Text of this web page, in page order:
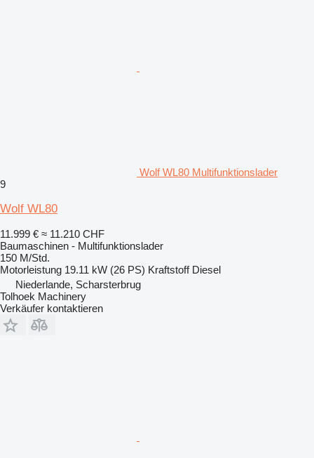
Wolf WL80 Multifunktionslader
9
Wolf WL80
11.999 € ≈ 11.210 CHF
Baumaschinen - Multifunktionslader
150 M/Std.
Motorleistung 19.11 kW (26 PS) Kraftstoff Diesel
Niederlande, Scharsterbrug
Tolhoek Machinery
Verkäufer kontaktieren